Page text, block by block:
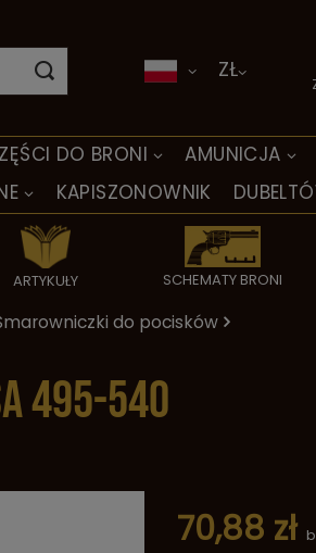
DO BRONI AMUNICJA
KAPISZONOWNIK
ARTYKUŁY SCHEMATY BRONI
ZŁ
do pocisków
495-540
70,88 zł